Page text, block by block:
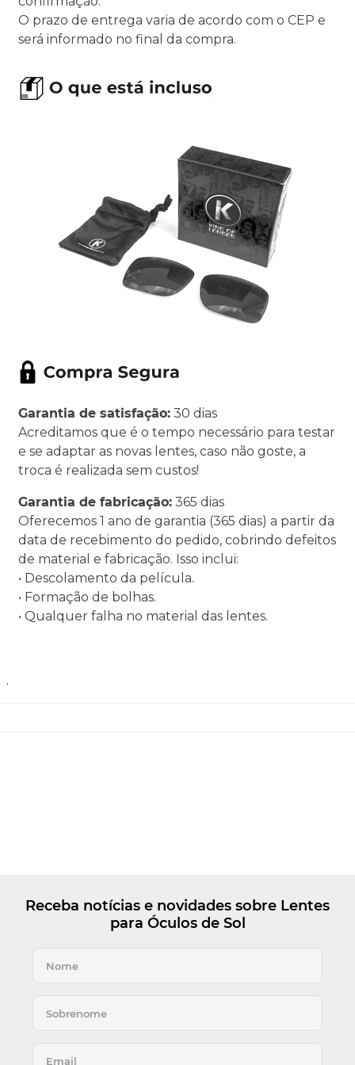
O prazo de entrega varia de acordo com o CEP e
será informado no final da compra.
Garantia de satisfação: 30 dias
Acreditamos que é o tempo necessário para testar
e se adaptar as novas lentes, caso não goste, a
troca é realizada sem custos!
Garantia de fabricação: 365 dias
Oferecemos 1 ano de garantia (365 dias) a partir da
data de recebimento do pedido, cobrindo defeitos
de material e fabricação. Isso inclui:
• Descolamento da película.
• Formação de bolhas.
• Qualquer falha no material das lentes.
.
Receba notícias e novidades sobre Lentes
para Óculos de Sol